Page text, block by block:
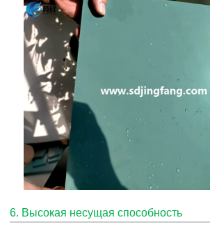
6. Высокая несущая способность